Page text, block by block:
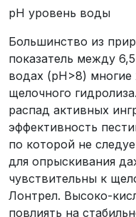
pH уровень воды
Большинство из
показатель между
водах (pH>8)
щелочного
распад активных
эффективность
по которой не
для опрыскивания
чувствительны к
Лонтрел. Высоко-
повлиять на